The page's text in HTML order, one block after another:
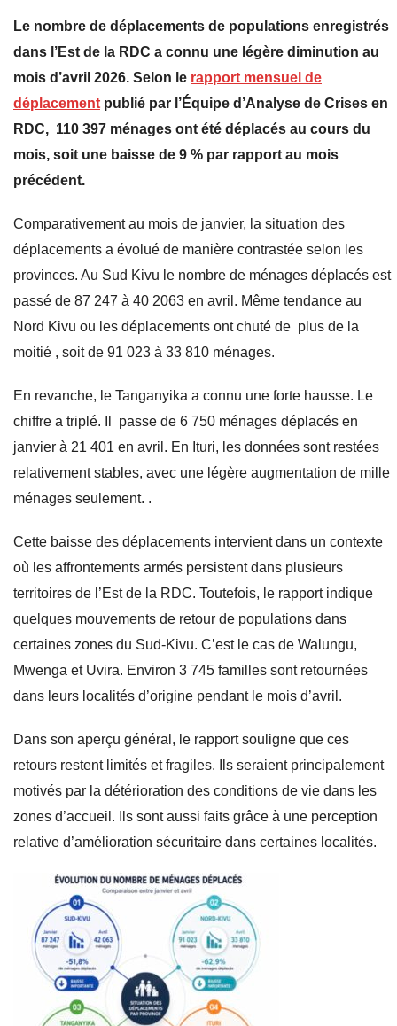
Le nombre de déplacements de populations enregistrés
dans l’Est de la RDC a connu une légère diminution au
mois d’avril 2026. Selon le rapport mensuel de
déplacement publié par l’Équipe d’Analyse de Crises en
RDC, 110 397 ménages ont été déplacés au cours du
mois, soit une baisse de 9 % par rapport au mois
précédent.
Comparativement au mois de janvier, la situation des
déplacements a évolué de manière contrastée selon les
provinces. Au Sud Kivu le nombre de ménages déplacés est
passé de 87 247 à 40 2063 en avril. Même tendance au
Nord Kivu ou les déplacements ont chuté de plus de la
moitié , soit de 91 023 à 33 810 ménages.
En revanche, le Tanganyika a connu une forte hausse. Le
chiffre a triplé. Il passe de 6 750 ménages déplacés en
janvier à 21 401 en avril. En Ituri, les données sont restées
relativement stables, avec une légère augmentation de mille
ménages seulement. .
Cette baisse des déplacements intervient dans un contexte
où les affrontements armés persistent dans plusieurs
territoires de l’Est de la RDC. Toutefois, le rapport indique
quelques mouvements de retour de populations dans
certaines zones du Sud-Kivu. C’est le cas de Walungu,
Mwenga et Uvira. Environ 3 745 familles sont retournées
dans leurs localités d’origine pendant le mois d’avril.
Dans son aperçu général, le rapport souligne que ces
retours restent limités et fragiles. Ils seraient principalement
motivés par la détérioration des conditions de vie dans les
zones d’accueil. Ils sont aussi faits grâce à une perception
relative d’amélioration sécuritaire dans certaines localités.